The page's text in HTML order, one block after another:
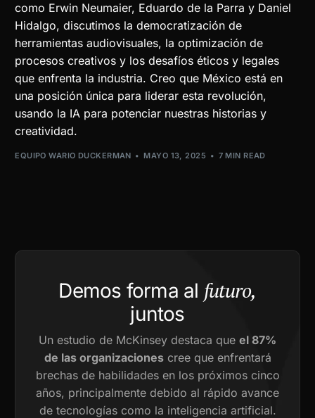
como Erwin Neumaier, Eduardo de la Parra y Daniel
Hidalgo, discutimos la democratización de
herramientas audiovisuales, la optimización de
procesos creativos y los desafíos éticos y legales
que enfrenta la industria. Creo que México está en
una posición única para liderar esta revolución,
usando la IA para potenciar nuestras historias y
creatividad.
EQUIPO WARIO DUCKERMAN MAYO 13, 2025 7 MIN READ
Demos forma al futuro,
juntos
Un estudio de McKinsey destaca que el 87%
de las organizacionescree que enfrentará
brechas de habilidades en los próximos cinco
años, principalmente debido al rápido avance
de tecnologías como la inteligencia artificial.